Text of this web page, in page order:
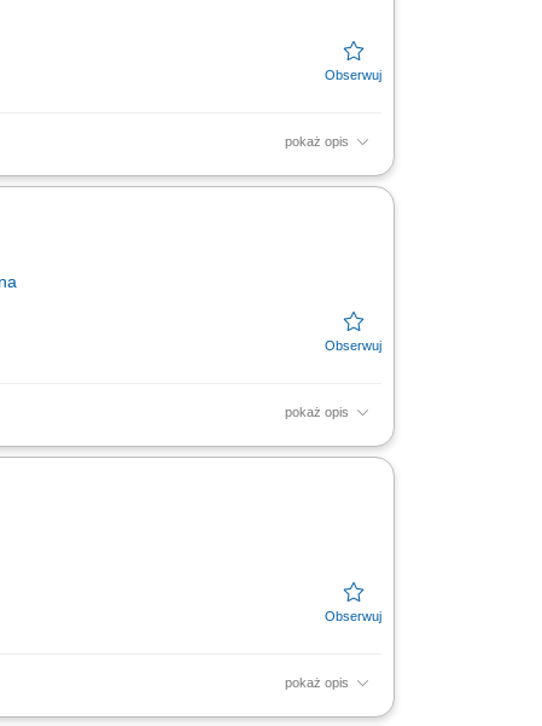
pokaż opis
układanie produktów mięsnych,
pokaż opis
ekspozycję towarów na dziale świeżym -
pokaż opis
ekspozycję towarów na dziale świeżym -